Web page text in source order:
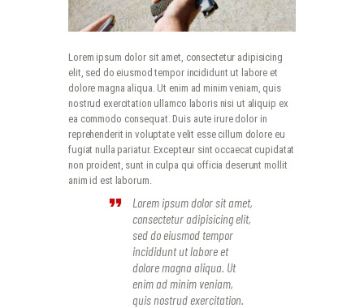
Lorem ipsum dolor sit amet, consectetur adipisicing
elit, sed do eiusmod tempor incididunt ut labore et
dolore magna aliqua. Ut enim ad minim veniam, quis
nostrud exercitation ullamco laboris nisi ut aliquip ex
ea commodo consequat. Duis aute irure dolor in
reprehenderit in voluptate velit esse cillum dolore eu
fugiat nulla pariatur. Excepteur sint occaecat cupidatat
non proident, sunt in culpa qui officia deserunt mollit
anim id est laborum.
Lorem ipsum dolor sit amet,
consectetur adipisicing elit,
sed do eiusmod tempor
incididunt ut labore et
dolore magna aliqua. Ut
enim ad minim veniam,
quis nostrud exercitation.